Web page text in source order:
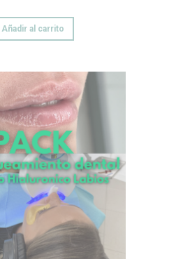
Añadir al carrito